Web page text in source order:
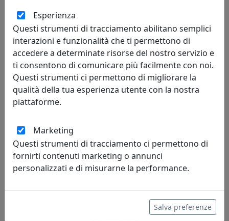
R2 OROLOGIO PICCOLO DA MURO, BIANCO COD 1378030
Vesta Home
Esperienza
Questi strumenti di tracciamento abilitano semplici
interazioni e funzionalità che ti permettono di
accedere a determinate risorse del nostro servizio e
ti consentono di comunicare più facilmente con noi.
Questi strumenti ci permettono di migliorare la
qualità della tua esperienza utente con la nostra
piattaforme.
Marketing
Questi strumenti di tracciamento ci permettono di
fornirti contenuti marketing o annunci
personalizzati e di misurarne la performance.
Salva preferenze